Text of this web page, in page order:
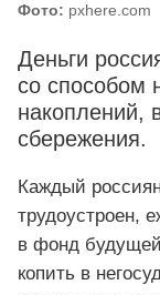
Фото: pxhere.com
Деньги
со способом
накоплений,
сбережения.
Каждый
трудоустроен,
в фонд
копить в